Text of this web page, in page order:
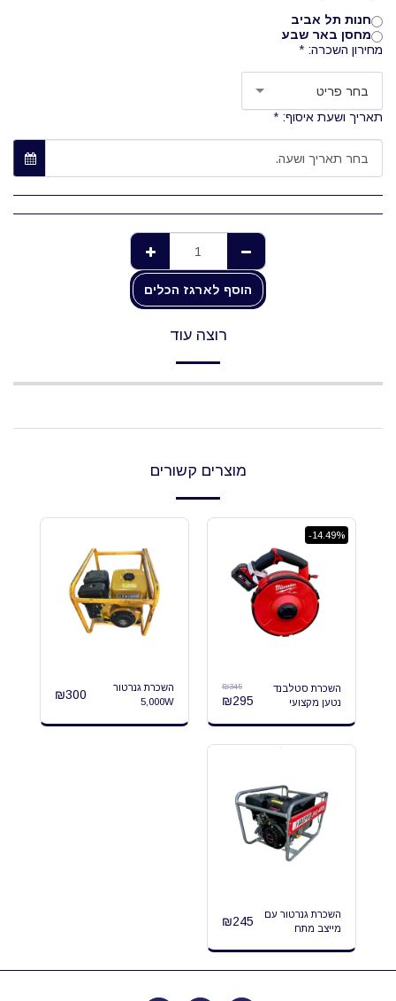
חנות תל אביב
מחסן באר שבע
מחירון השכרה: *
בחר פריט
תאריך ושעת איסוף: *
בחר תאריך ושעה.
הוסף לארגז הכלים
רוצה עוד
מוצרים קשורים
-14.49%
השכרת סטלבנד
נטען מקצועי
₪345
₪295
השכרת גנרטור
5,000W
₪300
השכרת גנרטור עם
מייצב מתח
₪245